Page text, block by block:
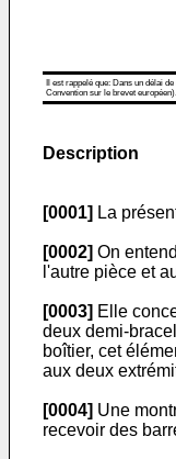
Il est rappelé que: Dans un délai
Convention sur le brevet européen).
Description
[0001] La
[0002] On
l'autre pièce et
[0003] Elle
deux demi-
boîtier, cet
aux deux
[0004] Une
recevoir des